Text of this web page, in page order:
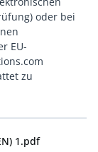
oder bei
EU-
zu
1.pdf